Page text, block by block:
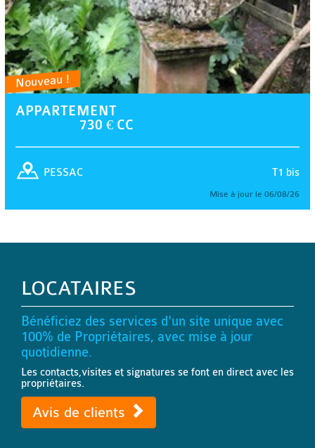
Nouveau !
APPARTEMENT
730 € CC
T1 bis
PESSAC
Mise à jour le 06/08/26
LOCATAIRES
Bénéficiez des services d'un site unique avec
100% de Propriétaires, avec mise à jour
quotidienne.
Les contacts,visites et signatures se font en direct avec les
propriétaires.
Avis de clients